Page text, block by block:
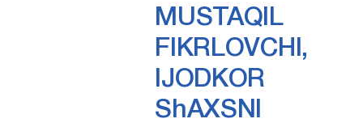
MUSTAQIL
FIKRLOVCHI,
IJODKOR
ShAXSNI